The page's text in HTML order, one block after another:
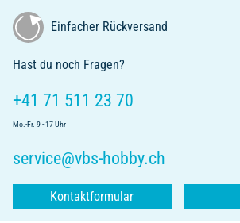
Einfacher Rückversand
Hast du noch Fragen?
+41 71 511 23 70
Mo.-Fr. 9 - 17 Uhr
service@vbs-hobby.ch
Kontaktformular